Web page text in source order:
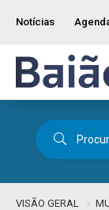
Notícias
VISÃO GERAL